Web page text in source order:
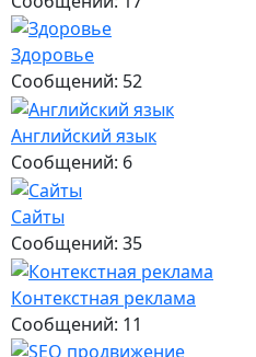
Здоровье
Сообщений: 52
Английский язык
Сообщений: 6
Сайты
Сообщений: 35
Контекстная реклама
Сообщений: 11